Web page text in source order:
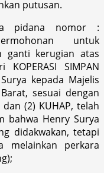
putusan.
pidana nomor :
untuk
ganti kerugian atas
SIMPAN
Surya kepada Majelis
sesuai dengan
(2) KUHAP, telah
bahwa Henry Surya
didakwakan, tetapi
melainkan perkara